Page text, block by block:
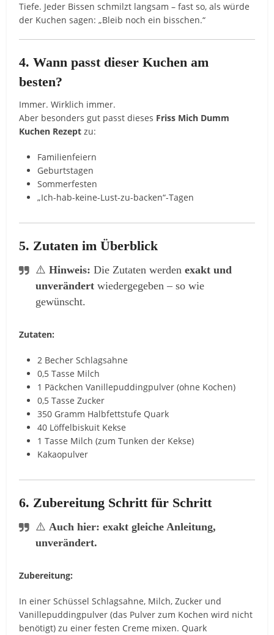
Tiefe. Jeder Bissen schmilzt langsam – fast so, als würde
der Kuchen sagen: „Bleib noch ein bisschen.“
4. Wann passt dieser Kuchen am
besten?
Immer. Wirklich immer.
Aber besonders gut passt dieses Friss Mich Dumm
Kuchen Rezept zu:
Familienfeiern
Geburtstagen
Sommerfesten
„Ich-hab-keine-Lust-zu-backen“-Tagen
5. Zutaten im Überblick
⚠️Hinweis: Die Zutaten werdenexakt und
unverändert wiedergegeben – so wie
gewünscht.
Zutaten:
2 Becher Schlagsahne
0,5 Tasse Milch
1 Päckchen Vanillepuddingpulver (ohne Kochen)
0,5 Tasse Zucker
350 Gramm Halbfettstufe Quark
40 Löffelbiskuit Kekse
1 Tasse Milch (zum Tunken der Kekse)
Kakaopulver
6. Zubereitung Schritt für Schritt
⚠️Auch hier: exakt gleiche Anleitung,
unverändert.
Zubereitung:
In einer Schüssel Schlagsahne, Milch, Zucker und
Vanillepuddingpulver (das Pulver zum Kochen wird nicht
benötigt) zu einer festen Creme mixen. Quark